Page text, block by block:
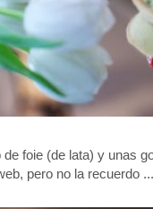
foie (de lata) y unas
pero no la recuerdo